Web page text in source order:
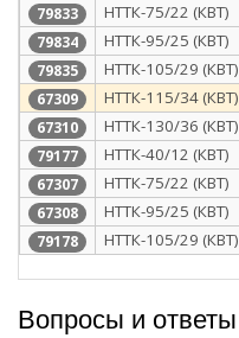
79833 НТТК-75/22 (КВТ)
79834 НТТК-95/25 (КВТ)
79835 НТТК-105/29 (КВТ)
67309 НТТК-115/34 (КВТ)
67310 НТТК-130/36 (КВТ)
79177 НТТК-40/12 (КВТ)
67307 НТТК-75/22 (КВТ)
67308 НТТК-95/25 (КВТ)
79178 НТТК-105/29 (КВТ)
Вопросы и ответы